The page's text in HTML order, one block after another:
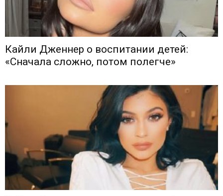
Кайли Дженнер о воспитании детей:
«Сначала сложно, потом полегче»